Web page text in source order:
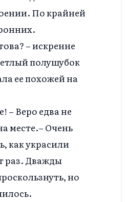
По крайней
– искренне
полушубок
ее похожей на
– Веро едва не
месте.– Очень
как украсили
раз. Дважды
но